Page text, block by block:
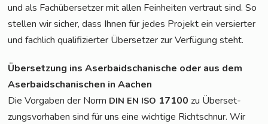
und als Fach­über­set­zer mit allen Fein­hei­ten ver­traut sind. So
stel­len wir sicher, dass Ihnen für jedes Pro­jekt ein ver­sier­ter
und fach­lich qua­li­fi­zier­ter Über­set­zer zur Ver­fü­gung steht.
Über­set­zung ins Aser­bai­dscha­ni­sche oder aus dem
Aser­bai­dscha­ni­schen in Aachen
Die Vor­ga­ben der Norm DIN EN ISO 17100 zu Über­set­
zungs­vor­ha­ben sind für uns eine wich­ti­ge Richt­schnur. Wir